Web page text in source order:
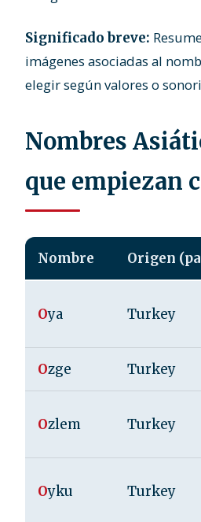
Significado breve:
imágenes asociadas al
elegir según valores o
Nombres
que empiezan
Nombre Origen
Oya Turkey
Ozge Turkey
Ozlem Turkey
Oyku Turkey